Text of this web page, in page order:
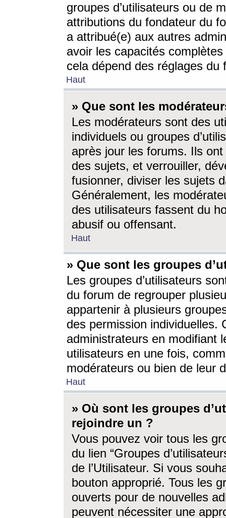
groupes d’utilisateurs ou de
attributions du fondateur du
a attribué(e) aux autres
avoir les capacités
cela dépend des réglages du
Haut
» Que sont les
Les modérateurs sont des
individuels ou groupes
après jour les forums. Ils ont
des sujets, et verrouiller,
fusionner, diviser les sujets
Généralement, les
des utilisateurs fassent du
abusif ou offensant.
Haut
» Que sont les groupes
Les groupes d’utilisateurs
du forum de regrouper
appartenir à plusieurs
des permission individuelles.
administrateurs en modifiant
utilisateurs en une fois,
modérateurs ou bien de leur
Haut
» Où sont les groupes
rejoindre un ?
Vous pouvez voir tous les
du lien “Groupes
de l’Utilisateur. Si vous
bouton approprié. Tous les
ouverts pour de nouvelles
peuvent nécessiter une